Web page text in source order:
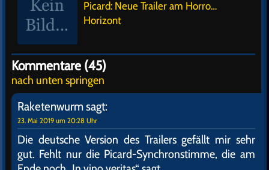
Picard: Neue Trailer am Horro…
Horizont
Kommentare (45)
nach unten springen
Raketenwurmsagt:
23. Mai 2019 um 20:28 Uhr
Die deutsche Version des Trailers gefällt mir sehr
gut. Fehlt nur die Picard-Synchronstimme, die am